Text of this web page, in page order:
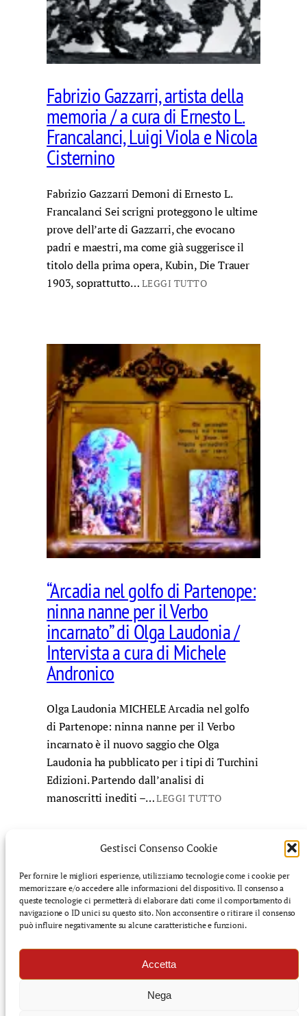
Gestisci Consenso Cookie
Per fornire le migliori esperienze, utilizziamo tecnologie come i cookie per
memorizzare e/o accedere alle informazioni del dispositivo. Il consenso a
queste tecnologie ci permetterà di elaborare dati come il comportamento di
navigazione o ID unici su questo sito. Non acconsentire o ritirare il consenso
può influire negativamente su alcune caratteristiche e funzioni.
Accetta
Nega
Fabrizio Gazzarri, artista della
memoria / a cura di Ernesto L.
Francalanci, Luigi Viola e Nicola
Cisternino
Fabrizio Gazzarri Demoni di Ernesto L.
Francalanci Sei scrigni proteggono le ultime
prove dell’arte di Gazzarri, che evocano
padri e maestri, ma come già suggerisce il
titolo della prima opera, Kubin, Die Trauer
1903, soprattutto… LEGGI TUTTO
“Arcadia nel golfo di Partenope:
ninna nanne per il Verbo
incarnato” di Olga Laudonia /
Intervista a cura di Michele
Andronico
Olga Laudonia MICHELE Arcadia nel golfo
di Partenope: ninna nanne per il Verbo
incarnato è il nuovo saggio che Olga
Laudonia ha pubblicato per i tipi di Turchini
Edizioni. Partendo dall’analisi di
manoscritti inediti –…LEGGI TUTTO
©️ Finnegans: rivista di cultura mediterranea – Tutti i
diritti riservati
f
i
s
l